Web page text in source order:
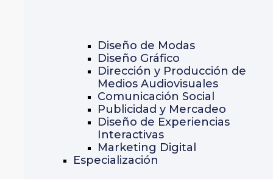
Diseño de Modas
Diseño Gráfico
Dirección y Producción de
Medios Audiovisuales
Comunicación Social
Publicidad y Mercadeo
Diseño de Experiencias
Interactivas
Marketing Digital
Especialización